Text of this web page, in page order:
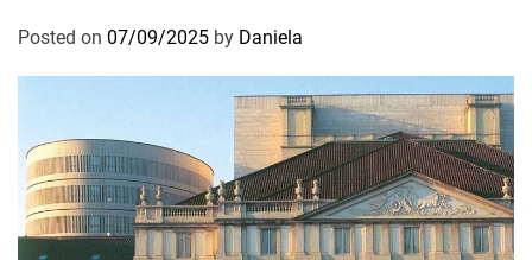
Posted on 07/09/2025 by Daniela